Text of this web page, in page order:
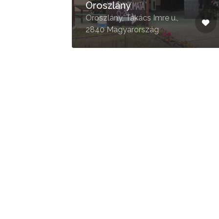
Komárom, Bajcsy-
Zsilinszky u. 5, 2900
Magyarország